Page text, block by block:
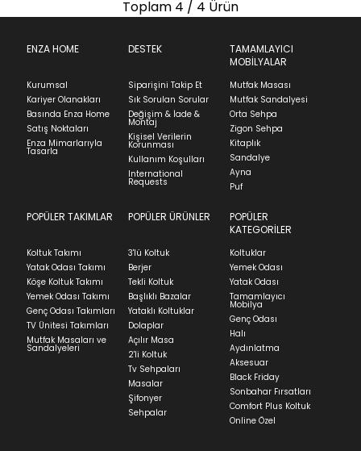
Toplam 4 / 4 Ürün
ENZA HOME
Kurumsal
Kariyer Olanakları
Basında Enza Home
Satış Noktaları
Enza Mimarlarıyla
Tasarla
DESTEK
Siparişini Takip Et
Sık Sorulan Sorular
Değişim & İade &
Montaj
Kişisel Verilerin
Korunması
Kullanım Koşulları
International
Requests
TAMAMLAYICI
MOBİLYALAR
Mutfak Masası
Mutfak Sandalyesi
Orta Sehpa
Zigon Sehpa
Kitaplık
Sandalye
Ayna
Puf
POPÜLER TAKIMLAR
Koltuk Takımı
Yatak Odası Takımı
Köşe Koltuk Takımı
Yemek Odası Takımı
Genç Odası Takımları
TV Ünitesi Takımları
Mutfak Masaları ve
Sandalyeleri
POPÜLER ÜRÜNLER
3'lü Koltuk
Berjer
Tekli Koltuk
Başlıklı Bazalar
Yataklı Koltuklar
Dolaplar
Açılır Masa
2'li Koltuk
Tv Sehpaları
Masalar
Şifonyer
Sehpalar
POPÜLER
KATEGORİLER
Koltuklar
Yemek Odası
Yatak Odası
Tamamlayıcı
Mobilya
Genç Odası
Halı
Aydınlatma
Aksesuar
Black Friday
Sonbahar Fırsatları
Comfort Plus Koltuk
Online Özel